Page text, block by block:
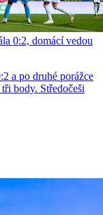
0:2, domácí vedou
a po druhé porážce
body. Středočeši